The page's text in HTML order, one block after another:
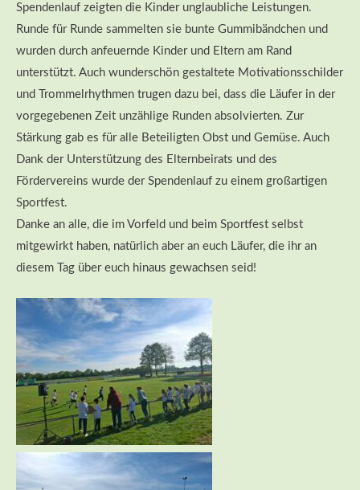
Spendenlauf zeigten die Kinder unglaubliche Leistungen.
Runde für Runde sammelten sie bunte Gummibändchen und
wurden durch anfeuernde Kinder und Eltern am Rand
unterstützt. Auch wunderschön gestaltete Motivationsschilder
und Trommelrhythmen trugen dazu bei, dass die Läufer in der
vorgegebenen Zeit unzählige Runden absolvierten. Zur
Stärkung gab es für alle Beteiligten Obst und Gemüse. Auch
Dank der Unterstützung des Elternbeirats und des
Fördervereins wurde der Spendenlauf zu einem großartigen
Sportfest.
Danke an alle, die im Vorfeld und beim Sportfest selbst
mitgewirkt haben, natürlich aber an euch Läufer, die ihr an
diesem Tag über euch hinaus gewachsen seid!